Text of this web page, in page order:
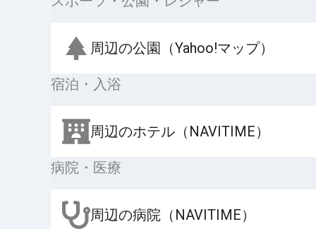
周辺の公園（Yahoo!マップ）
宿泊・入浴
周辺のホテル（NAVITIME）
病院・医療
周辺の病院（NAVITIME）